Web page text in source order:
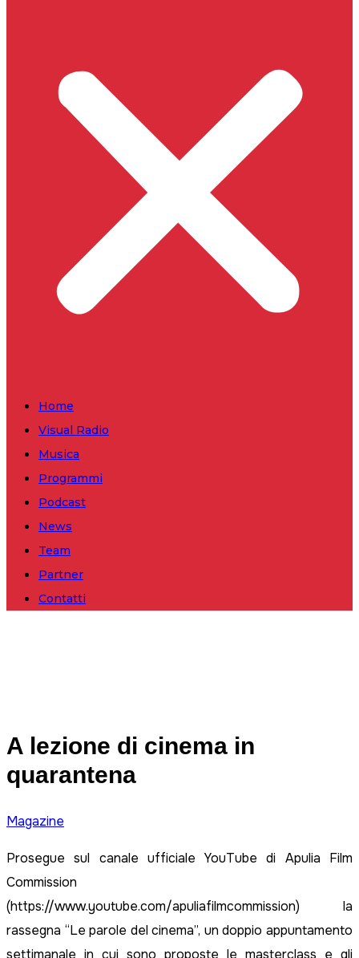
Home
Visual Radio
Musica
Programmi
Podcast
News
Team
Partner
Contatti
A lezione di cinema in
quarantena
Magazine
Prosegue sul canale ufficiale YouTube di Apulia Film
Commission
(https://www.youtube.com/apuliafilmcommission) la
rassegna “Le parole del cinema”, un doppio appuntamento
settimanale in cui sono proposte le masterclass e gli